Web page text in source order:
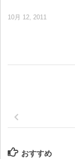
10月 12, 2011
おすすめ